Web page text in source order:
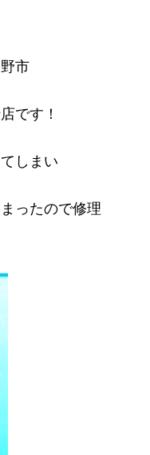
市
です！
しまい
ったので修理